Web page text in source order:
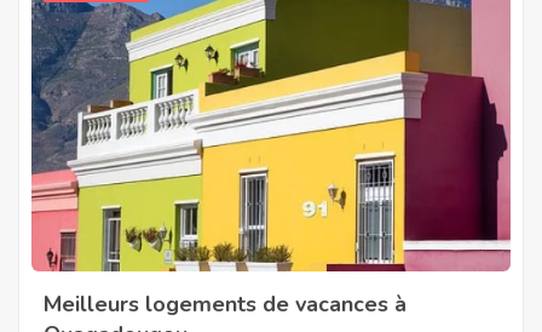
(À Propos)
Meilleurs logements de vacances à